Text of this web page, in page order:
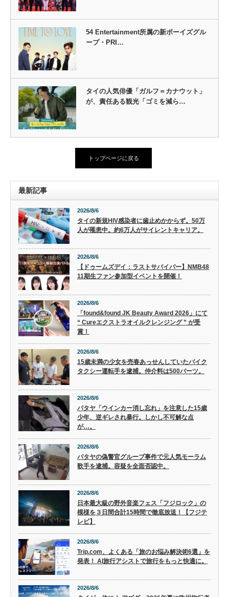
54 Entertainment所属の新ボーイズグル
ープ・PRI…
タイの人気俳優「ガルフ＝カナウット」
が、責任ある観光「ゴミを減ら…
トップページに戻る
最新記事
2026/8/6
タイの新規HIV感染者に歯止めかからず。50万
人が罹患中。約6万人がサイレントキャリア。
2026/8/6
【ドゥームズデイ：ラストサバイバー】NMB48
11期生ファン参加型イベントを開催！
2026/8/6
「found&found JK Beauty Award 2026」にて
“ Cureエクストラオイルクレンジング ” が受
賞！
2026/8/6
15歳未満の少女を売春あっせんしていたバイク
タクシー運転手を逮捕。仲介料は500バーツ。
2026/8/6
パタヤ「ウインカー消し忘れ」を注意した15歳
少年、逆ギレされ暴行。しかし不可解な点
が…。
2026/8/6
パタヤの偽警官グループ事件で元人気モーラム
歌手を逮捕。容疑を全面否認中。
2026/8/6
日本最大級の野外音楽フェス「フジロック」の
模様を３日間合計15時間で徹底放送！【フジテ
レビ】
2026/8/6
Trip.com、よくある「旅のお悩み解決術6選」を
発表！ AI旅行アシストで旅行をもっと快適に。
2026/8/6